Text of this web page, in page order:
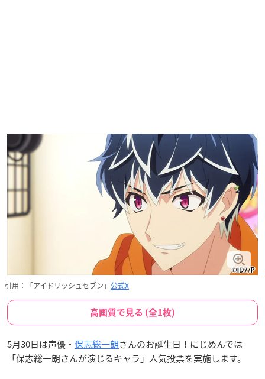
引用：「アイドリッシュセブン」 公式X
高画質で見る (全1枚)
5月30日は声優・ 保志総一朗さんのお誕生日！にじめんでは
「保志総一朗さんが演じるキャラ」人気投票を実施します。